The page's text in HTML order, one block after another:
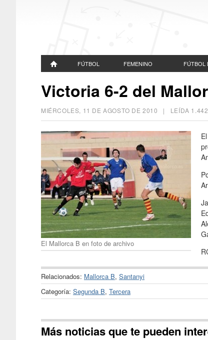
FÚTBOL FEMENINO FÚTBOL
Victoria 6-2 del
MIÉRCOLES, 11 DE AGOSTO DE 2010 | LEÍDA
El Mallorca B en foto de archivo
Relacionados: Mallorca B, Santanyi
Categoría: Segunda B, Tercera
Más noticias que te pueden